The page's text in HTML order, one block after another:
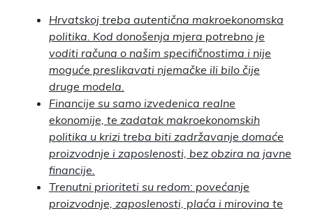
Hrvatskoj treba autentična makroekonomska
politika. Kod donošenja mjera potrebno je
voditi računa o našim specifičnostima i nije
moguće preslikavati njemačke ili bilo čije
druge modela.
Financije su samo izvedenica realne
ekonomije, te zadatak makroekonomskih
politika u krizi treba biti zadržavanje domaće
proizvodnje i zaposlenosti, bez obzira na javne
financije.
Trenutni prioriteti su redom: povećanje
proizvodnje, zaposlenosti, plaća i mirovina te